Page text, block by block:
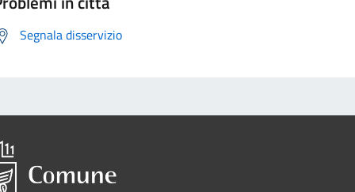
Segnala disservizio